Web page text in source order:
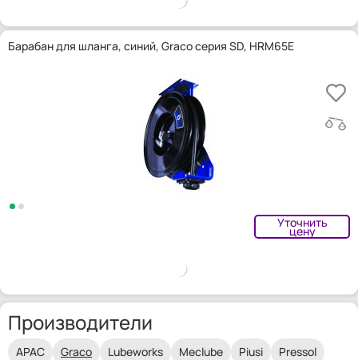
Барабан для шланга, синий, Graco серия SD, HRM65E
Уточнить
цену
Производители
APAC Graco Lubeworks Meclube Piusi
Pressol